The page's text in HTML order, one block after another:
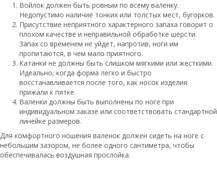
Войлок должен быть ровным по всему валенку.
Недопустимо наличие тонких или толстых мест, бугорков.
Присутствие неприятного характерного запаха говорит о
плохом качестве и неправильной обработке шерсти.
Запах со временем не уйдет, напротив, ноги им
пропитаются, в чем мало приятного.
Катанки не должны быть слишком мягкими или жесткими.
Идеально, когда форма легко и быстро
восстанавливается после того, как носок изделия
прижали к пятке.
Валенки должны быть выполнены по ноге при
индивидуальном заказе или соответствовать стандартной
линейке размеров.
Для комфортного ношения валенок должен сидеть на ноге с
небольшим зазором, не более одного сантиметра, чтобы
обеспечивалась воздушная прослойка.